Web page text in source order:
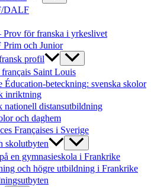
DALF
Prov för franska i yrkeslivet
och Junior
profil
Saint Louis
Éducation-beteckning: svenska skolor
inriktning
nationell distansutbildning
och daghem
Françaises i Sverige
skolutbyten
en gymnasieskola i Frankrike
och högre utbildning i Frankrike